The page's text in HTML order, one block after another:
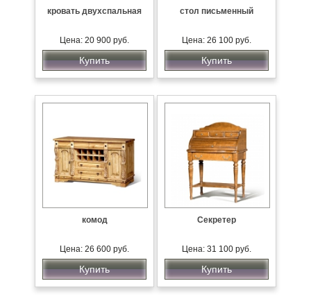
кровать двухспальная
Цена: 20 900 руб.
Купить
стол письменный
Цена: 26 100 руб.
Купить
комод
Цена: 26 600 руб.
Купить
Секретер
Цена: 31 100 руб.
Купить